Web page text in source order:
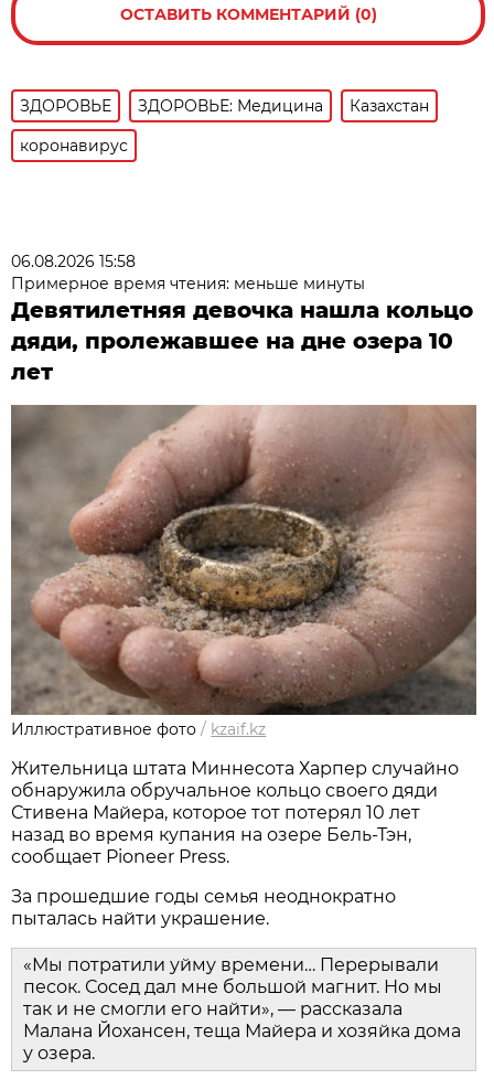
ОСТАВИТЬ КОММЕНТАРИЙ (0)
ЗДОРОВЬЕ ЗДОРОВЬЕ: Медицина
Казахстан
коронавирус
06.08.2026 15:58
Примерное время чтения: меньше минуты
Девятилетняя девочка нашла кольцо
дяди, пролежавшее на дне озера 10
лет
Иллюстративное фото / kzaif.kz
Жительница штата Миннесота Харпер случайно
обнаружила обручальное кольцо своего дяди
Стивена Майера, которое тот потерял 10 лет
назад во время купания на озере Бель-Тэн,
сообщает Pioneer Press.
За прошедшие годы семья неоднократно
пыталась найти украшение.
«Мы потратили уйму времени… Перерывали
песок. Сосед дал мне большой магнит. Но мы
так и не смогли его найти», — рассказала
Малана Йохансен, теща Майера и хозяйка дома
у озера.